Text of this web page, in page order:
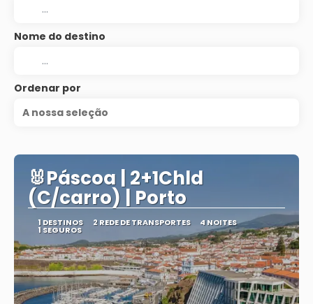
Nome do destino
Ordenar por
A nossa seleção
🐰Páscoa | 2+1Chld
(C/carro) | Porto
1 DESTINOS 2 REDE DE TRANSPORTES 4 NOITES
1 SEGUROS